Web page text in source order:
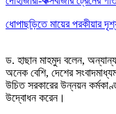
ধোপাছড়িতে মায়ের পরকীয়ার
ড. হাছান মাহমুদ বলেন,
অনেক বেশি, দেশের
উচিত সরকারের উন্নয়ন
উদ্বোধন করেন।